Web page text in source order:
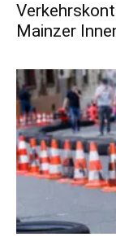
Mainzer